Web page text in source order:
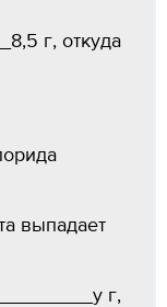
г, откуда
выпадает
г,